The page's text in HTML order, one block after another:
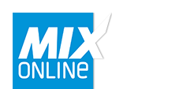
Home
Magazines